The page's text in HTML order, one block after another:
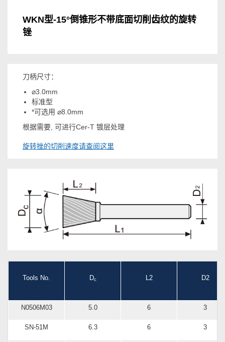
WKN型-15°倒锥形不带底面切削齿纹的旋转
锉
刀柄尺寸：
⌀3.0mm
标准型
*可选用 ⌀8.0mm
根据需要, 可进行Cer-T 镀层处理
旋转挫的切削速度请查阅这里
Tools No. Dc L2 D2
N0506M03 5.0 6 3
SN-51M 6.3 6 3